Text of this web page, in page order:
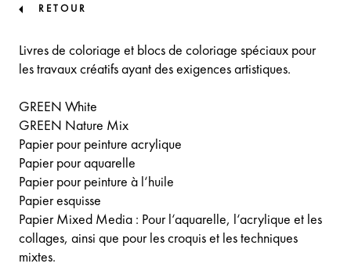
RETOUR
Livres de coloriage et blocs de coloriage spéciaux pour
les travaux créatifs ayant des exigences artistiques.
GREEN White
GREEN Nature Mix
Papier pour peinture acrylique
Papier pour aquarelle
Papier pour peinture à l‘huile
Papier esquisse
Papier Mixed Media : Pour l‘aquarelle, l‘acrylique et les
collages, ainsi que pour les croquis et les techniques
mixtes.